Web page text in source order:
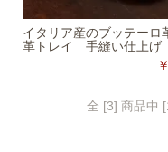
イタリア産のブッテーロ
革トレイ 手縫い仕上げ
全 [3] 商品中